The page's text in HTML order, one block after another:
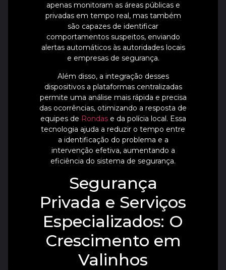
apenas monitoram as áreas públicas e
privadas em tempo real, mas também
são capazes de identificar
comportamentos suspeitos, enviando
alertas automáticos às autoridades locais
e empresas de segurança.
Além disso, a integração desses
dispositivos a plataformas centralizadas
permite uma análise mais rápida e precisa
das ocorrências, otimizando a resposta de
equipes de Rondase da polícia local. Essa
tecnologia ajuda a reduzir o tempo entre
a identificação do problema e a
intervenção efetiva, aumentando a
eficiência do sistema de segurança.
Segurança
Privada e Serviços
Especializados: O
Crescimento em
Valinhos